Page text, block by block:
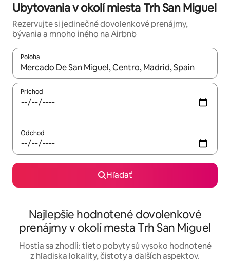
Ubytovania v okolí miesta Trh San Miguel
Rezervujte si jedinečné dovolenkové prenájmy,
bývania a mnoho iného na Airbnb
Poloha
Keď budú výsledky k dispozícii, môžete si ich prechádzať
Príchod
Odchod
Hľadať
Najlepšie hodnotené dovolenkové
prenájmy v okolí mesta Trh San Miguel
Hostia sa zhodli: tieto pobyty sú vysoko hodnotené
z hľadiska lokality, čistoty a ďalších aspektov.